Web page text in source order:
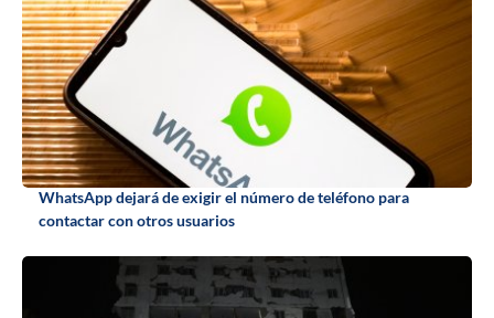
WhatsApp dejará de exigir el número de teléfono para
contactar con otros usuarios